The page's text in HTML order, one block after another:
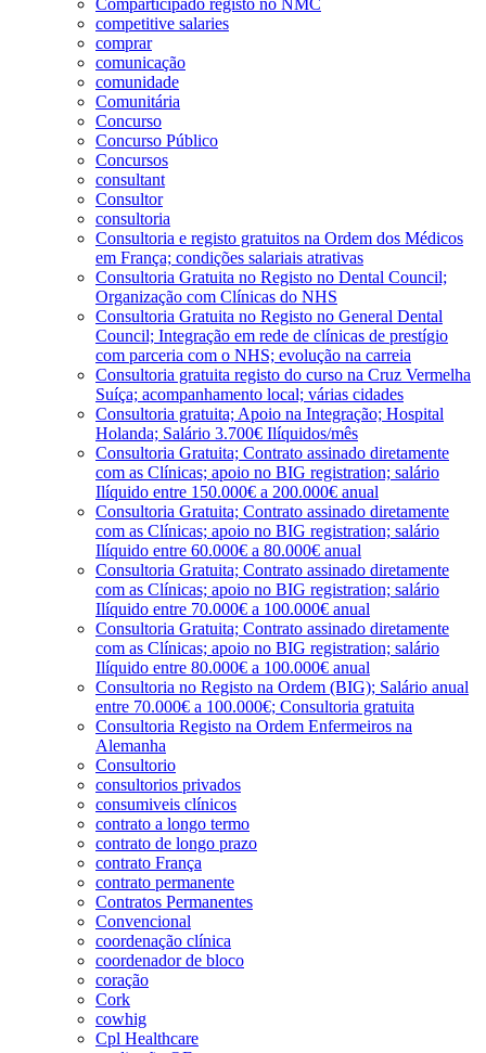
competitive salaries
comprar
comunicação
comunidade
Comunitária
Concurso
Concurso Público
Concursos
consultant
Consultor
consultoria
Consultoria e registo gratuitos na Ordem dos Médicos
em França; condições salariais atrativas
Consultoria Gratuita no Registo no Dental Council;
Organização com Clínicas do NHS
Consultoria Gratuita no Registo no General Dental
Council; Integração em rede de clínicas de prestígio
com parceria com o NHS; evolução na carreia
Consultoria gratuita registo do curso na Cruz Vermelha
Suíça; acompanhamento local; várias cidades
Consultoria gratuita; Apoio na Integração; Hospital
Holanda; Salário 3.700€ Ilíquidos/mês
Consultoria Gratuita; Contrato assinado diretamente
com as Clínicas; apoio no BIG registration; salário
Ilíquido entre 150.000€ a 200.000€ anual
Consultoria Gratuita; Contrato assinado diretamente
com as Clínicas; apoio no BIG registration; salário
Ilíquido entre 60.000€ a 80.000€ anual
Consultoria Gratuita; Contrato assinado diretamente
com as Clínicas; apoio no BIG registration; salário
Ilíquido entre 70.000€ a 100.000€ anual
Consultoria Gratuita; Contrato assinado diretamente
com as Clínicas; apoio no BIG registration; salário
Ilíquido entre 80.000€ a 100.000€ anual
Consultoria no Registo na Ordem (BIG); Salário anual
entre 70.000€ a 100.000€; Consultoria gratuita
Consultoria Registo na Ordem Enfermeiros na
Alemanha
Consultorio
consultorios privados
consumiveis clínicos
contrato a longo termo
contrato de longo prazo
contrato França
contrato permanente
Contratos Permanentes
Convencional
coordenação clínica
coordenador de bloco
coração
Cork
cowhig
Cpl Healthcare